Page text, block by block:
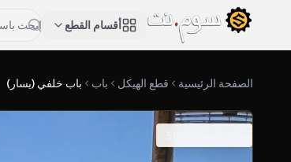
أقسام القطع
الصفحة الرئيسية قطع الهيكل باب باب خلفي (يسار)